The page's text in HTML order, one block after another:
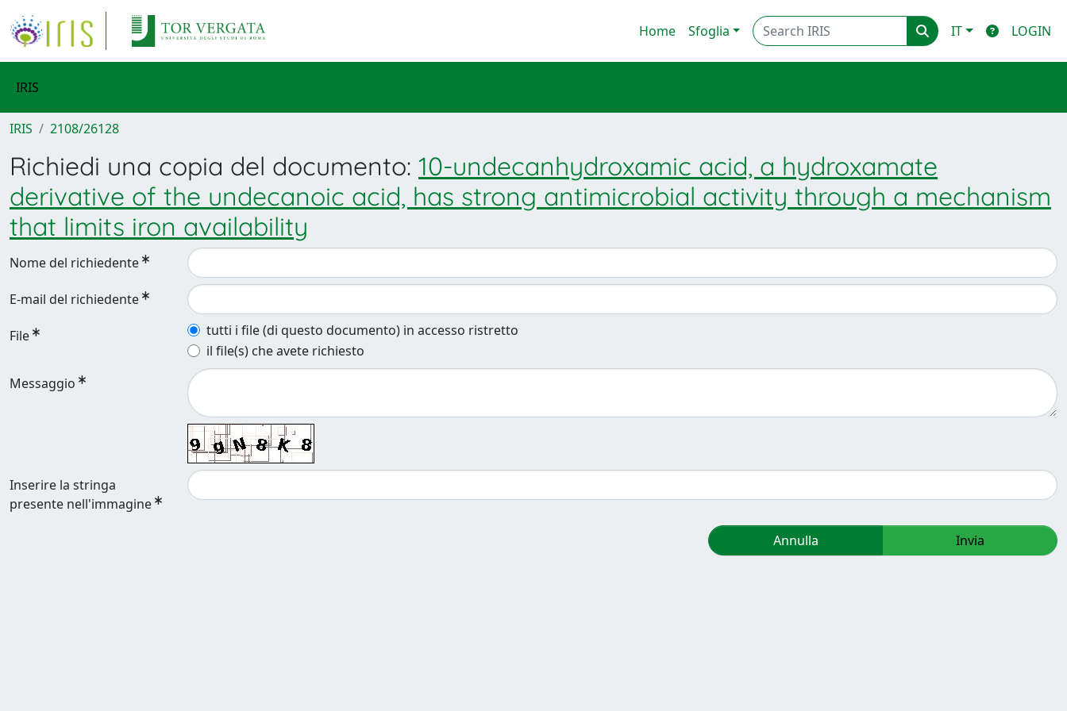
Home Sfoglia IT LOGIN
IRIS
IRIS 2108/26128
Richiedi una copia del documento: 10-undecanhydroxamic acid, a hydroxamate
derivative of the undecanoic acid, has strong antimicrobial activity through a mechanism
that limits iron availability
Nome del richiedente
E-mail del richiedente
File
tutti i file (di questo documento) in accesso ristretto
il file(s) che avete richiesto
Messaggio
Inserire la stringa
presente nell'immagine
Annulla Invia